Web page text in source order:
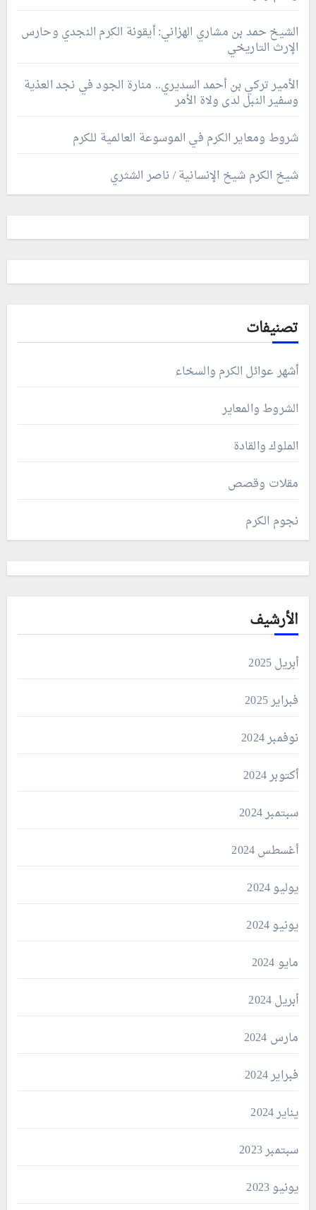
الشيخ حمد بن مشاري الهزاني: أيقونة الكرم النجدي وحارس
الإرث التاريخي
الأمير تركي بن أحمد السديري.. منارة الجود في نجد العذية
وسفير النبل لدى ولاة الأمر
شروط ومعاير الكرم في الموسوعة العالمية للكرم
شيخ الكرم شيخ الإنسانية / ناصر الشثري
تصنيفات
أشهر عوائل الكرم والسخاء
الشروط والمعاير
الملوك والقادة
مقلات وقصص
نجوم الكرم
الأرشيف
أبريل 2025
فبراير 2025
نوفمبر 2024
أكتوبر 2024
سبتمبر 2024
أغسطس 2024
يوليو 2024
يونيو 2024
مايو 2024
أبريل 2024
مارس 2024
فبراير 2024
يناير 2024
سبتمبر 2023
يونيو 2023